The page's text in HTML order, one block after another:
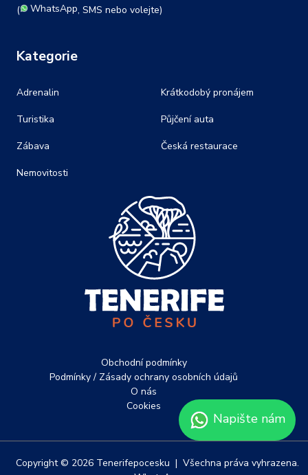
(
WhatsApp, SMS nebo volejte)
Kategorie
Adrenalin
Turistika
Zábava
Nemovitosti
Krátkodobý pronájem
Půjčení auta
Česká restaurace
Obchodní podmínky
Podmínky / Zásady ochrany osobních údajů
O nás
Cookies
Copyright © 2026 Tenerifepocesku | Všechna práva vyhrazena.
Napište nám